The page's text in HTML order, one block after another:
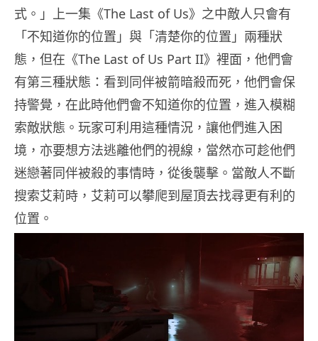
式。」上一集《The Last of Us》之中敵人只會有
「不知道你的位置」與「清楚你的位置」兩種狀
態，但在《The Last of Us Part II》裡面，他們會
有第三種狀態：看到同伴被箭暗殺而死，他們會保
持警覺，在此時他們會不知道你的位置，進入模糊
索敵狀態。玩家可利用這種情況，讓他們進入困
境，亦要想方法逃離他們的視線，當然亦可趁他們
迷戀著同伴被殺的事情時，從後襲擊。當敵人不斷
搜索艾莉時，艾莉可以攀爬到屋頂去找尋更有利的
位置。